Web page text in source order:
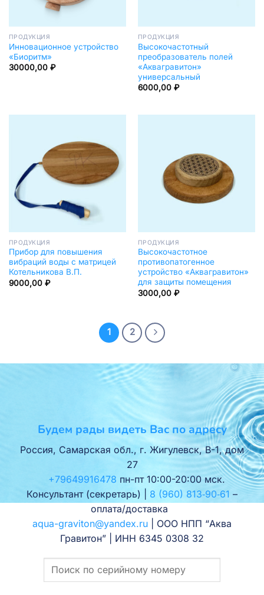
ПРОДУКЦИЯ
Инновационное устройство
«Биоритм»
30000,00 ₽
ПРОДУКЦИЯ
Высокочастотный
преобразователь полей
«Аквагравитон»
универсальный
6000,00 ₽
ПРОДУКЦИЯ
Прибор для повышения
вибраций воды с матрицей
Котельникова В.П.
9000,00 ₽
ПРОДУКЦИЯ
Высокочастотное
противопатогенное
устройство «Аквагравитон»
для защиты помещения
3000,00 ₽
1 2
Будем рады видеть Вас по адресу
Россия, Самарская обл., г. Жигулевск, В-1, дом
27
+79649916478 пн-пт 10:00-20:00 мск.
Консультант (секретарь) | 8 (960) 813‑90‑61 –
оплата/доставка
aqua-graviton@yandex.ru | ООО НПП “Аква
Гравитон” | ИНН 6345 0308 32